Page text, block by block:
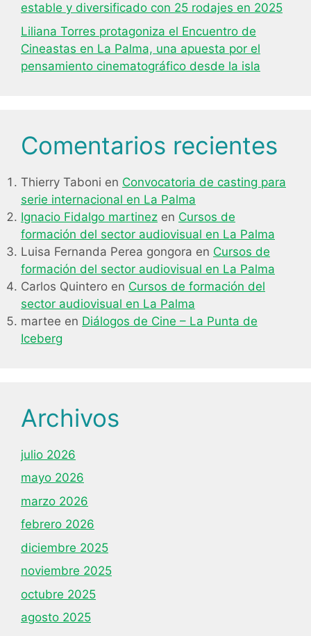
estable y diversificado con 25 rodajes en 2025
Liliana Torres protagoniza el Encuentro de
Cineastas en La Palma, una apuesta por el
pensamiento cinematográfico desde la isla
Comentarios recientes
Thierry Taboni en Convocatoria de casting para
serie internacional en La Palma
Ignacio Fidalgo martinez en Cursos de
formación del sector audiovisual en La Palma
Luisa Fernanda Perea gongora en Cursos de
formación del sector audiovisual en La Palma
Carlos Quintero en Cursos de formación del
sector audiovisual en La Palma
martee en Diálogos de Cine – La Punta de
Iceberg
Archivos
julio 2026
mayo 2026
marzo 2026
febrero 2026
diciembre 2025
noviembre 2025
octubre 2025
agosto 2025